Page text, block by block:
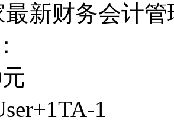
新财务会计管
1